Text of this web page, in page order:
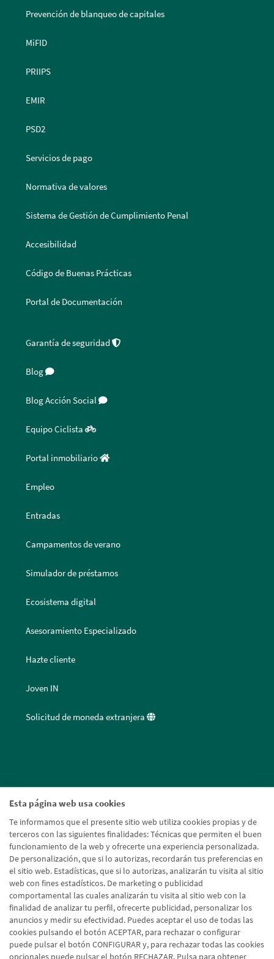
Esta página web usa cookies
Te informamos que el presente sitio web utiliza cookies propias y de
terceros con las siguientes finalidades: Técnicas que permiten el buen
funcionamiento de la web y ofrecerte una experiencia personalizada.
De personalización, que si lo autorizas, recordarán tus preferencias en
el sitio web. Estadísticas, que si lo autorizas, analizarán tu visita al sitio
web con fines estadísticos. De marketing o publicidad
comportamental las cuales analizarán tu visita al sitio web con la
finalidad de analizar tu perfil, ofrecerte publicidad, personalizar los
anuncios y medir su efectividad. Puedes aceptar el uso de todas las
cookies pulsando el botón ACEPTAR, para rechazar o configurar
puede pulsar el botón CONFIGURAR y, para rechazar todas las cookies
opcionales puede pulsar el botón RECHAZAR. Pulsa para obtener
Prevención de blanqueo de capitales
MiFID
PRIIPS
EMIR
PSD2
Servicios de pago
Normativa de valores
Sistema de Gestión de Cumplimiento Penal
Accesibilidad
Código de Buenas Prácticas
Portal de Documentación
Garantía de seguridad
Blog
Blog Acción Social
Equipo Ciclista
Portal inmobiliario
Empleo
Entradas
Campamentos de verano
Simulador de préstamos
Ecosistema digital
Asesoramiento Especializado
Hazte cliente
Joven IN
Solicitud de moneda extranjera